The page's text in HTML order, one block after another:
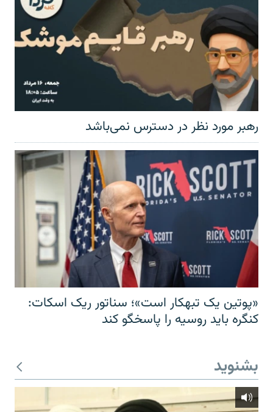
رهبر مورد نظر در دسترس نمی‌باشد
«پوتین یک تبهکار است»؛ سناتور ریک اسکات:
کنگره باید روسیه را پاسخگو کند
بشنوید